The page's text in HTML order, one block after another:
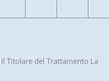
.
Titolare del Trattamento La